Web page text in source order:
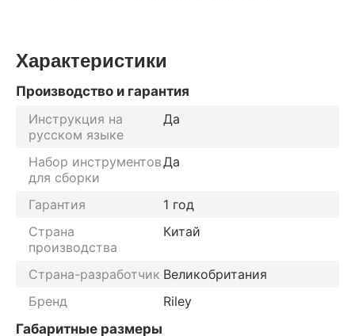
Характеристики
Производство и гарантия
Инструкция на
русском языке
Да
Набор инструментов
для сборки
Да
Гарантия
1 год
Страна
производства
Китай
Страна-разработчик Великобритания
Бренд
Riley
Габаритные размеры